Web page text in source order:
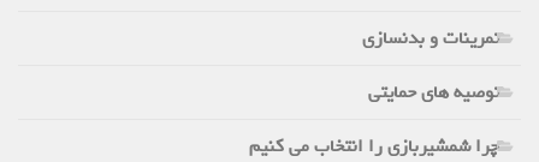
تمرینات و بدنسازی
توصیه های حمایتی
چرا شمشیربازی را انتخاب می کنیم